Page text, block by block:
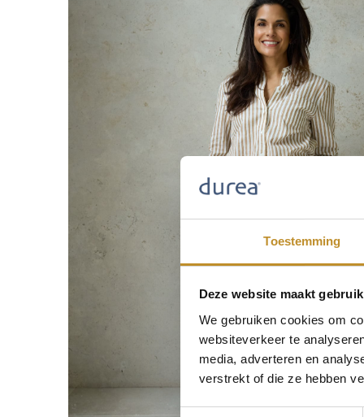
Toestemming
Deze website maakt
We gebruiken cookies om
websiteverkeer te
media, adverteren en
verstrekt of die ze hebben